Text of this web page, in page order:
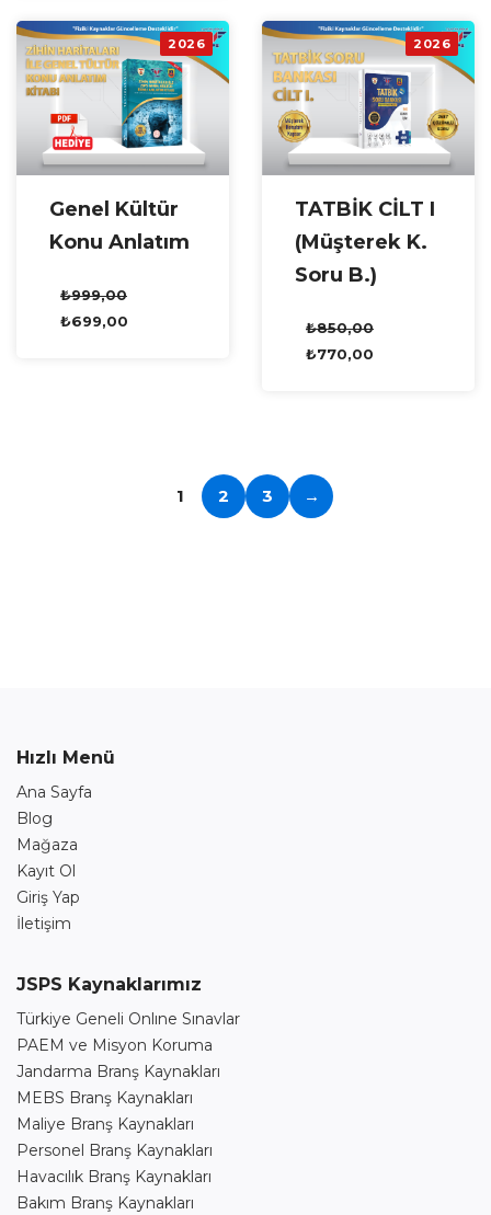
2026
Genel Kültür
Konu Anlatım
₺999,00
₺699,00
2026
TATBİK CİLT I
(Müşterek K.
Soru B.)
₺850,00
₺770,00
1 2 3 →
Hızlı Menü
Ana Sayfa
Blog
Mağaza
Kayıt Ol
Giriş Yap
İletişim
JSPS Kaynaklarımız
Türkiye Geneli Onlıne Sınavlar
PAEM ve Misyon Koruma
Jandarma Branş Kaynakları
MEBS Branş Kaynakları
Maliye Branş Kaynakları
Personel Branş Kaynakları
Havacılık Branş Kaynakları
Bakım Branş Kaynakları